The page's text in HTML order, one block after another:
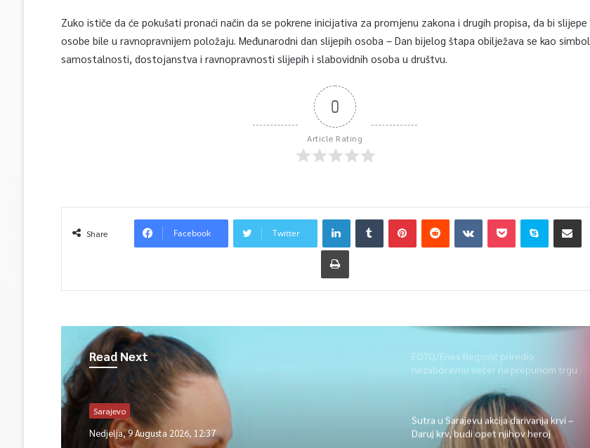
Zuko ističe da će pokušati pronaći način da se pokrene inicijativa za promjenu zakona i drugih propisa, da bi slijepe
osobe bile u ravnopravnijem položaju. Međunarodni dan slijepih osoba – Dan bijelog štapa obilježava se kao simbol
samostalnosti, dostojanstva i ravnopravnosti slijepih i slabovidnih osoba u društvu.
0
Article Rating
Share Facebook Twitter
Read Next
Sarajevo
Nedjelja, 9 Augusta 2026, 12:37
FOTO/Enes Begović priredio
nezaboravnu večer na prepunom trgu
Sutra u Sarajevu akcija darivanja krvi –
Daruj krv, budi opet njihov heroj